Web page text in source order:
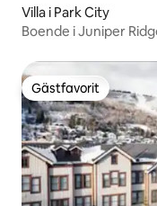
Villa i Park City
Boende i Juniper
Gästfavorit
Gästfavorit